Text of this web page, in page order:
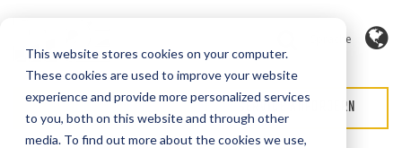
This website stores cookies on your computer.
These cookies are used to improve your website
experience and provide more personalized services
to you, both on this website and through other
media. To find out more about the cookies we use,
Sprache
ANGEBOT ANFORDERN SERVICE ANFORDERN